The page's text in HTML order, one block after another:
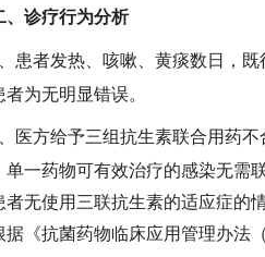
、诊疗行为分析
、患者发热、咳嗽、黄痰数日，
者为无明显错误。
、医方给予三组抗生素联合用药
单一药物可有效治疗的感染无需
者无使用三联抗生素的适应症的
据《抗菌药物临床应用管理办法